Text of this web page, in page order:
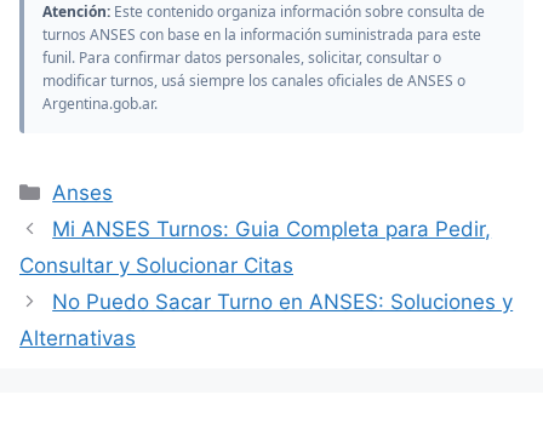
Atención: Este contenido organiza información sobre consulta de
turnos ANSES con base en la información suministrada para este
funil. Para confirmar datos personales, solicitar, consultar o
modificar turnos, usá siempre los canales oficiales de ANSES o
Argentina.gob.ar.
Categorías
Anses
Mi ANSES Turnos: Guia Completa para Pedir,
Consultar y Solucionar Citas
No Puedo Sacar Turno en ANSES: Soluciones y
Alternativas